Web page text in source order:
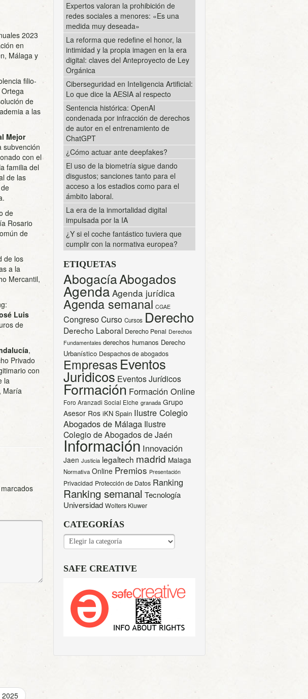
2023
en
Málaga y
filio-
de
a las
Mejor
subvención
con el
familia del
de las
de
Rosario
de
de los
a la
Mercantil,
Luis
de
,
Privado
con
la
María
2025
Expertos valoran la prohibición de
redes sociales a menores: «Es una
medida muy deseada»
La reforma que redefine el honor, la
intimidad y la propia imagen en la era
digital: claves del Anteproyecto de Ley
Orgánica
Ciberseguridad en Inteligencia Artificial:
Lo que dice la AESIA al respecto
Sentencia histórica: OpenAI
condenada por infracción de derechos
de autor en el entrenamiento de
ChatGPT
¿Cómo actuar ante deepfakes?
El uso de la biometría sigue dando
disgustos; sanciones tanto para el
acceso a los estadios como para el
ámbito laboral.
La era de la inmortalidad digital
impulsada por la IA
¿Y si el coche fantástico tuviera que
cumplir con la normativa europea?
ETIQUETAS
AbogacíaAbogados
Agenda Agenda jurídica
Agenda semanal CGAE
CongresoCurso Cursos Derecho
Derecho Laboral Derecho Penal Derechos
Fundamentales derechos humanos Derecho
Urbanístico Despachos de abogados
Empresas Eventos
Juridicos Eventos Jurídicos
Formación Formación Online
Foro Aranzadi Social Elche granada Grupo
Asesor Ros iKN Spain Ilustre Colegio
Abogados de Málaga Ilustre
Colegio de Abogados de Jaén
Información Innovación
Jaen Justicia legaltech madrid Malaga
Normativa Online Premios Presentación
Privacidad Protección de Datos Ranking
Ranking semanal Tecnología
Universidad Wolters Kluwer
CATEGORÍAS
CATEGORÍAS
SAFE CREATIVE